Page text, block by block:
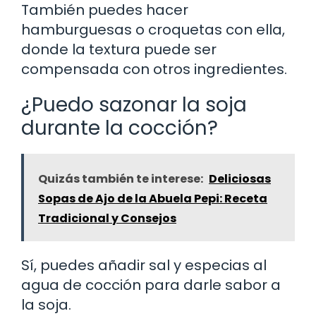
También puedes hacer
hamburguesas o croquetas con ella,
donde la textura puede ser
compensada con otros ingredientes.
¿Puedo sazonar la soja
durante la cocción?
Quizás también te interese: Deliciosas
Sopas de Ajo de la Abuela Pepi: Receta
Tradicional y Consejos
Sí, puedes añadir sal y especias al
agua de cocción para darle sabor a
la soja.